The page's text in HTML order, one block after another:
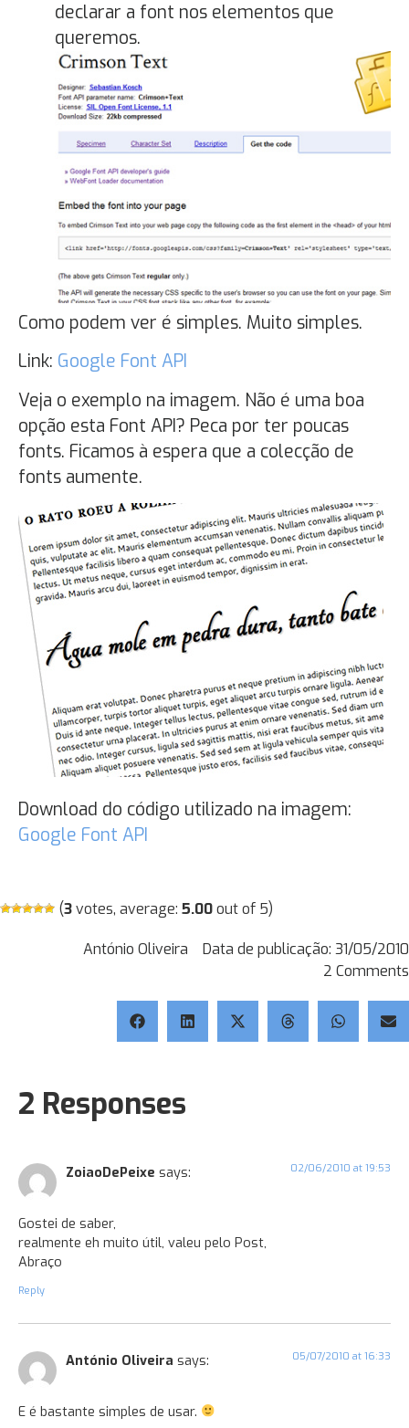
declarar a font nos elementos que
queremos.
Como podem ver é simples. Muito simples.
Link: Google Font API
Veja o exemplo na imagem. Não é uma boa
opção esta Font API? Peca por ter poucas
fonts. Ficamos à espera que a colecção de
fonts aumente.
Download do código utilizado na imagem:
Google Font API
(3votes, average: 5.00out of 5)
António Oliveira Data de publicação: 31/05/2010
2 Comments
2 Responses
ZoiaoDePeixe says: 02/06/2010 at 19:53
Gostei de saber,
realmente eh muito útil, valeu pelo Post,
Abraço
Reply
António Oliveira says: 05/07/2010 at 16:33
E é bastante simples de usar.